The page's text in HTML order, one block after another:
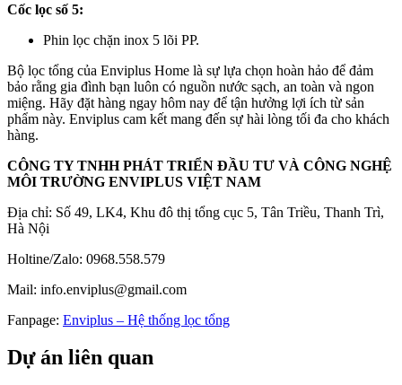
Cốc lọc số 5:
Phin lọc chặn inox 5 lõi PP.
Bộ lọc tổng của Enviplus Home là sự lựa chọn hoàn hảo để đảm
bảo rằng gia đình bạn luôn có nguồn nước sạch, an toàn và ngon
miệng. Hãy đặt hàng ngay hôm nay để tận hưởng lợi ích từ sản
phẩm này. Enviplus cam kết mang đến sự hài lòng tối đa cho khách
hàng.
CÔNG TY TNHH PHÁT TRIỂN ĐẦU TƯ VÀ CÔNG NGHỆ
MÔI TRƯỜNG ENVIPLUS VIỆT NAM
Địa chỉ: Số 49, LK4, Khu đô thị tổng cục 5, Tân Triều, Thanh Trì,
Hà Nội
Holtine/Zalo: 0968.558.579
Mail: info.enviplus@gmail.com
Fanpage: Enviplus – Hệ thống lọc tổng
Dự án liên quan